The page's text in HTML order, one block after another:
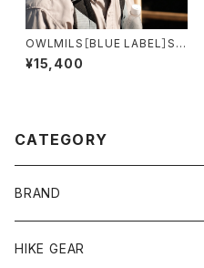
OWLMILS［BLUE LABEL］Sif
シフ
¥15,400
CATEGORY
BRAND
andwander
HIKE GEAR